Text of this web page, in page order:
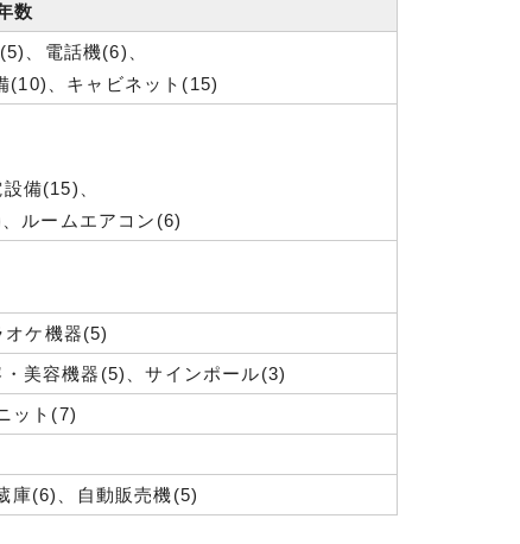
数
、電話機(6)、
(10)、キャビネット(15)
備(15)、
ルームエアコン(6)
ケ機器(5)
美容機器(5)、サインポール(3)
ット(7)
庫(6)、自動販売機(5)